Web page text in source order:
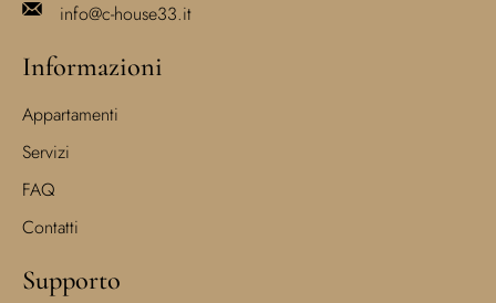
info@c-house33.it
Informazioni
Appartamenti
Servizi
FAQ
Contatti
Supporto